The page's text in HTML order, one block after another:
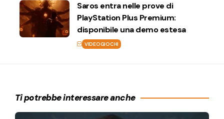
Saros entra nelle prove di
PlayStation Plus Premium:
disponibile una demo estesa
VIDEOGIOCHI
Ti potrebbe interessare anche